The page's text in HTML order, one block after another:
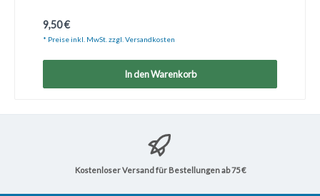
Regulärer Preis:
9,50 €
* Preise inkl. MwSt. zzgl. Versandkosten
In den Warenkorb
Kostenloser Versand für Bestellungen ab 75 €